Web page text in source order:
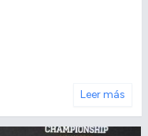
Leer más